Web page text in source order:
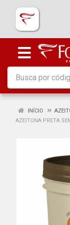
INÍCIO
AZEITONA PRETA